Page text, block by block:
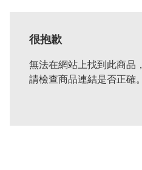
很抱歉
無法在網站上找到此商品
請檢查商品連結是否正確。